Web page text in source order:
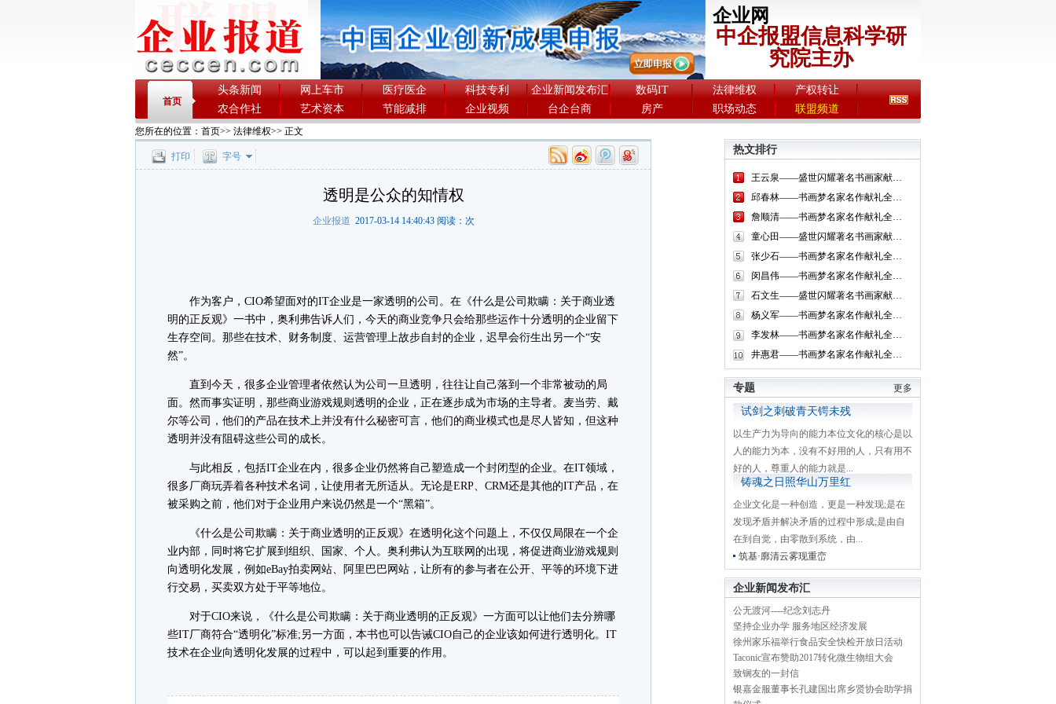
企业网
中企报盟信息科学研
究院主办
首页
头条新闻 网上车市 医疗医企 科技专利 企业新闻发布汇 数码IT 法律维权
产权转让
农合作社
艺术资本 节能减排 企业视频 台企台商 房产 职场动态 联盟频道
您所在的位置： 首页>> 法律维权>> 正文
打印 字号
透明是公众的知情权
企业报道 2017-03-14 14:40:43 阅读： 次
作为客户，CIO希望面对的IT企业是一家透明的公司。在《什么是公司欺瞒：关于商业透
明的正反观》一书中，奥利弗告诉人们，今天的商业竞争只会给那些运作十分透明的企业留下
生存空间。那些在技术、财务制度、运营管理上故步自封的企业，迟早会衍生出另一个“安
然”。
直到今天，很多企业管理者依然认为公司一旦透明，往往让自己落到一个非常被动的局
面。然而事实证明，那些商业游戏规则透明的企业，正在逐步成为市场的主导者。麦当劳、戴
尔等公司，他们的产品在技术上并没有什么秘密可言，他们的商业模式也是尽人皆知，但这种
透明并没有阻碍这些公司的成长。
与此相反，包括IT企业在内，很多企业仍然将自己塑造成一个封闭型的企业。在IT领域，
很多厂商玩弄着各种技术名词，让使用者无所适从。无论是ERP、CRM还是其他的IT产品，在
被采购之前，他们对于企业用户来说仍然是一个“黑箱”。
《什么是公司欺瞒：关于商业透明的正反观》在透明化这个问题上，不仅仅局限在一个企
业内部，同时将它扩展到组织、国家、个人。奥利弗认为互联网的出现，将促进商业游戏规则
向透明化发展，例如eBay拍卖网站、阿里巴巴网站，让所有的参与者在公开、平等的环境下进
行交易，买卖双方处于平等地位。
对于CIO来说，《什么是公司欺瞒：关于商业透明的正反观》一方面可以让他们去分辨哪
些IT厂商符合“透明化”标准;另一方面，本书也可以告诫CIO自己的企业该如何进行透明化。IT
技术在企业向透明化发展的过程中，可以起到重要的作用。
热文排行
王云泉——盛世闪耀著名书画家献礼全国两会
邱春林——书画梦名家名作献礼全国两会
詹顺清——书画梦名家名作献礼全国两会
童心田——盛世闪耀著名书画家献礼全国两会
张少石——书画梦名家名作献礼全国两会
闵昌伟——书画梦名家名作献礼全国两会
石文生——盛世闪耀著名书画家献礼全国两会
杨义军——书画梦名家名作献礼全国两会
李发林——书画梦名家名作献礼全国两会
井惠君——书画梦名家名作献礼全国两会
更多
专题
试剑之刺破青天锷未残
以生产力为导向的能力本位文化的核心是以
人的能力为本，没有不好用的人，只有用不
好的人，尊重人的能力就是...
铸魂之日照华山万里红
企业文化是一种创造，更是一种发现;是在
发现矛盾并解决矛盾的过程中形成;是由自
在到自觉，由零散到系统，由...
筑基·廓清云雾现重峦
企业新闻发布汇
公无渡河----纪念刘志丹
坚持企业办学 服务地区经济发展
徐州家乐福举行食品安全快检开放日活动
Taconic宣布赞助2017转化微生物组大会
致锎友的一封信
银嘉金服董事长孔建国出席乡贤协会助学捐